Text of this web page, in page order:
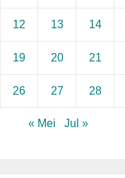
12 13 14
19 20 21
26 27 28
« Mei Jul »